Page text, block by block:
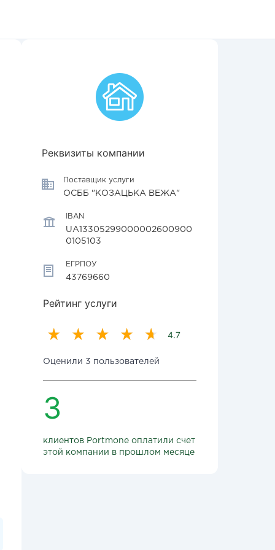
Реквизиты компании
Поставщик услуги
ОСББ "КОЗАЦЬКА ВЕЖА"
IBAN
UA13305299000002600900
0105103
ЕГРПОУ
43769660
Рейтинг услуги
4.7
Оценили 3 пользователей
3
клиентов Portmone оплатили счет
этой компании в прошлом месяце